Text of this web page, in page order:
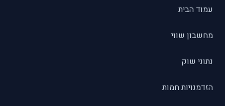
עמוד הבית
מחשבון שווי
נתוני שוק
הזדמנויות חמות